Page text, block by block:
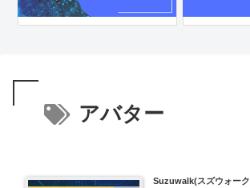
アバター
Suzuwalk(スズウォー